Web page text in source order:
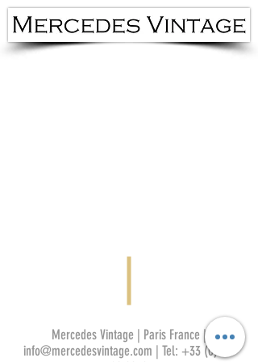
Mercedes Vintage | Paris France |
info@mercedesvintage.com | Tel: +33 (0)950